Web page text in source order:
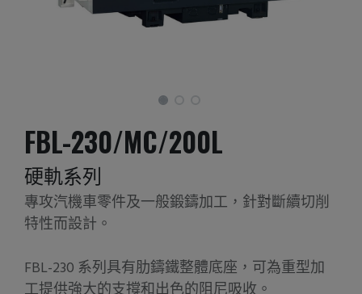
FBL-230/MC/200L
硬軌系列
專攻汽機車零件及一般鍛鑄加工，針對斷續切削
特性而設計。
FBL-230 系列具有肋鑄鐵整體底座，可為重型加